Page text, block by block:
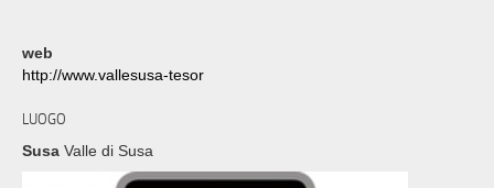
web
http://www.vallesusa-tesor
LUOGO
Susa Valle di Susa